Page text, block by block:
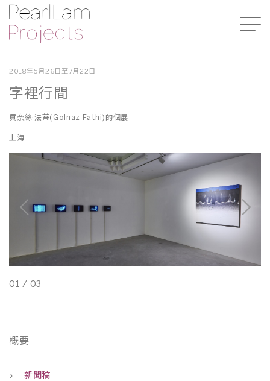
2018年5月26日至7月22日
字裡行間
貢奈絲·法蒂(Golnaz Fathi)的個展
上海
01 / 03
概要
新聞稿